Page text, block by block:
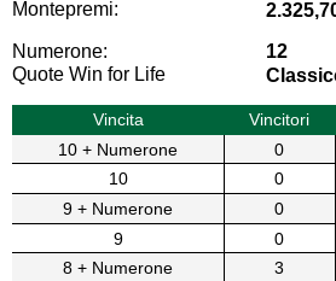
Montepremi:
Numerone:
12
Quote Win for Life
Vincita Vincitori
10 + Numerone
0
10
0
9 + Numerone
0
9
0
8 + Numerone
3